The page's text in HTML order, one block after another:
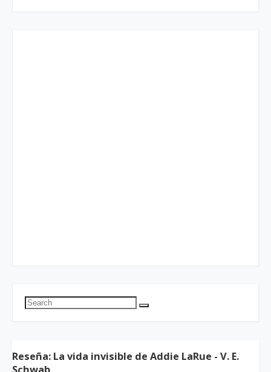
Reseña: La vida invisible de Addie LaRue - V. E.